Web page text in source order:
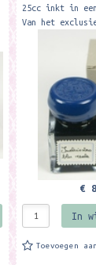
25cc inkt in
Van het
€
In
Toevoegen